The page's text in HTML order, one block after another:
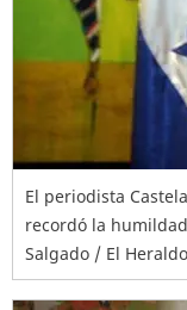
El periodista
recordó la
Salgado / El